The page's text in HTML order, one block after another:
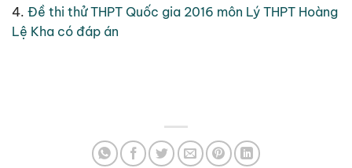
4. Đề thi thử THPT Quốc gia 2016 môn Lý THPT Hoàng
Lệ Kha có đáp án